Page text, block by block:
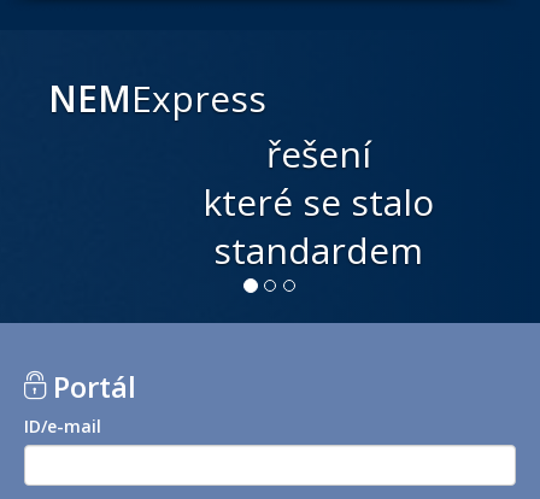
NEMExpress
řešení
které se stalo
standardem
Portál
ID/e-mail